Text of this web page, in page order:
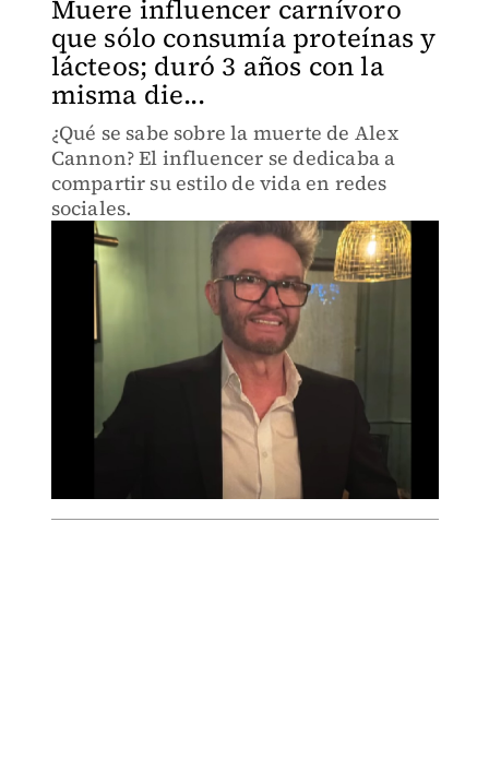
Muere influencer carnívoro
que sólo consumía proteínas y
lácteos; duró 3 años con la
misma die...
¿Qué se sabe sobre la muerte de Alex
Cannon? El influencer se dedicaba a
compartir su estilo de vida en redes
sociales.